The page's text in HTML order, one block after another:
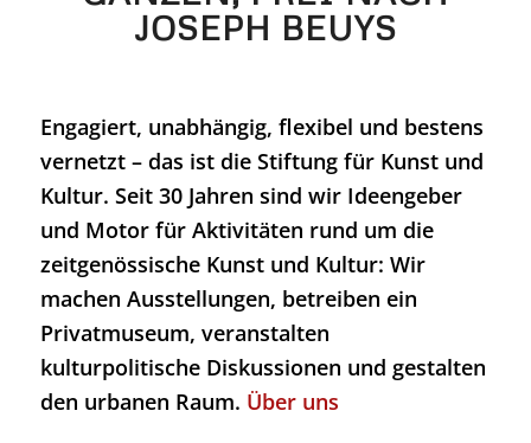
JOSEPH BEUYS
Engagiert, unabhängig, flexibel und bestens
vernetzt – das ist die Stiftung für Kunst und
Kultur. Seit 30 Jahren sind wir Ideengeber
und Motor für Aktivitäten rund um die
zeitgenössische Kunst und Kultur: Wir
machen Ausstellungen, betreiben ein
Privatmuseum, veranstalten
kulturpolitische Diskussionen und gestalten
den urbanen Raum. Über uns